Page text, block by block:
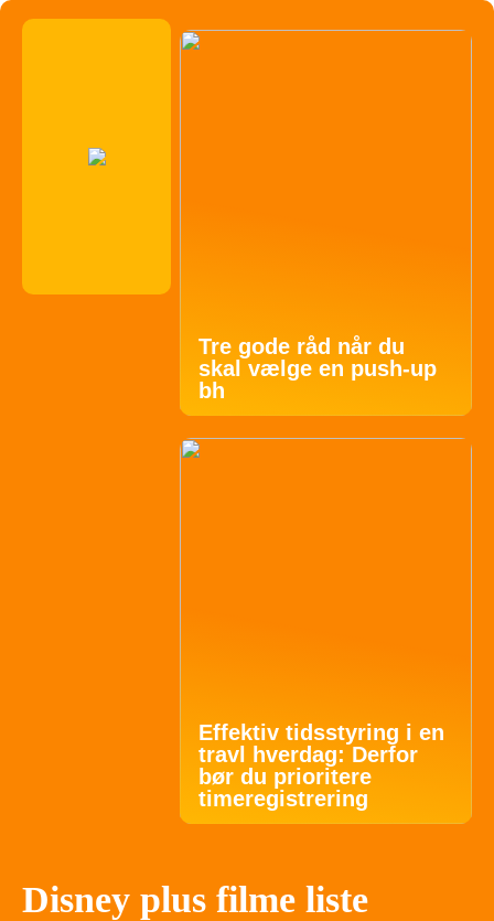
Tre gode råd når du
skal vælge en push-up
bh
Effektiv tidsstyring i en
travl hverdag: Derfor
bør du prioritere
timeregistrering
Disney plus filme liste